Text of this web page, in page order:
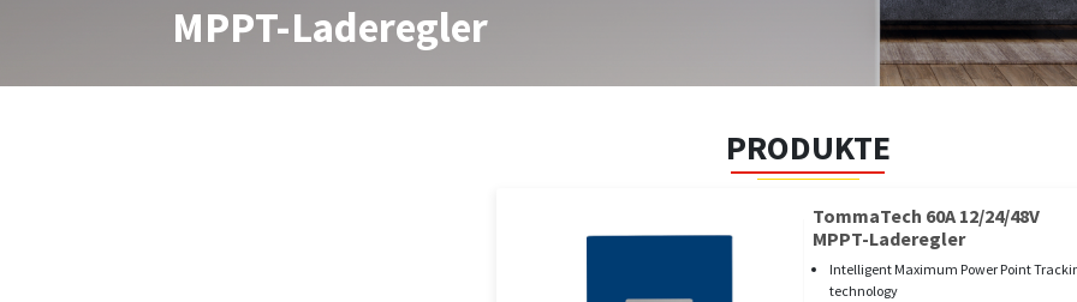
MPPT-Laderegler
PRODUKTE
TommaTech 60A 12/24/48V
MPPT-Laderegler
Intelligent Maximum Power Point
technology